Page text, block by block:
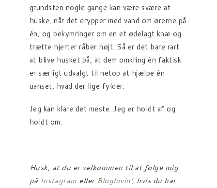
grundsten nogle gange kan være svære at
huske, når det drypper med vand om ørerne på
én, og bekymringer om en et ødelagt knæ og
trætte hjerter råber højt. Så er det bare rart
at blive husket på, at dem omkring én faktisk
er særligt udvalgt til netop at hjælpe én
uanset, hvad der lige fylder.
Jeg kan klare det meste. Jeg er holdt af og
holdt om.
Husk, at du er velkommen til at følge mig
på Instagram eller Bloglovin’, hvis du har